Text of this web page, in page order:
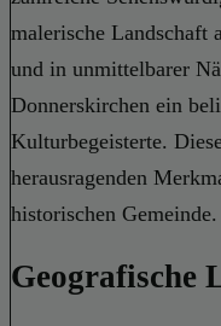
malerische Landschaft
und in unmittelbarer
Donnerskirchen ein
Kulturbegeisterte.
herausragenden
historischen Gemeinde.
Geografische